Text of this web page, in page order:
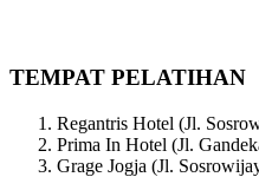
TEMPAT PELATIHAN
Regantris Hotel (Jl.
Prima In Hotel (Jl.
Grage Jogja (Jl.